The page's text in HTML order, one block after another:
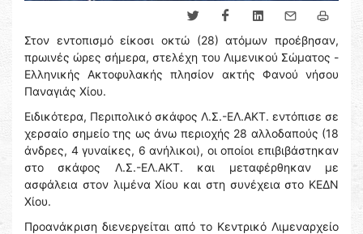
Στον εντοπισμό είκοσι οκτώ (28) ατόμων προέβησαν,
πρωινές ώρες σήμερα, στελέχη του Λιμενικού Σώματος -
Ελληνικής Ακτοφυλακής πλησίον ακτής Φανού νήσου
Παναγιάς Χίου.
Ειδικότερα, Περιπολικό σκάφος Λ.Σ.-ΕΛ.ΑΚΤ. εντόπισε σε
χερσαίο σημείο της ως άνω περιοχής 28 αλλοδαπούς (18
άνδρες, 4 γυναίκες, 6 ανήλικοι), οι οποίοι επιβιβάστηκαν
στο σκάφος Λ.Σ.-ΕΛ.ΑΚΤ. και μεταφέρθηκαν με
ασφάλεια στον λιμένα Χίου και στη συνέχεια στο ΚΕΔΝ
Χίου.
Προανάκριση διενεργείται από το Κεντρικό Λιμεναρχείο